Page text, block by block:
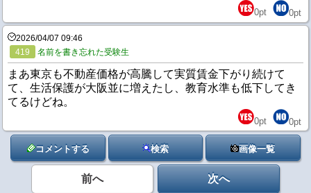
0pt 0pt
2026/04/07 09:46
419
名前を書き忘れた受験生
まあ東京も不動産価格が高騰して実質賃金下がり続けて
て、生活保護が大阪並に増えたし、教育水準も低下してき
てるけどね。
0pt 0pt
コメントする 検索 画像一覧
前へ 次へ